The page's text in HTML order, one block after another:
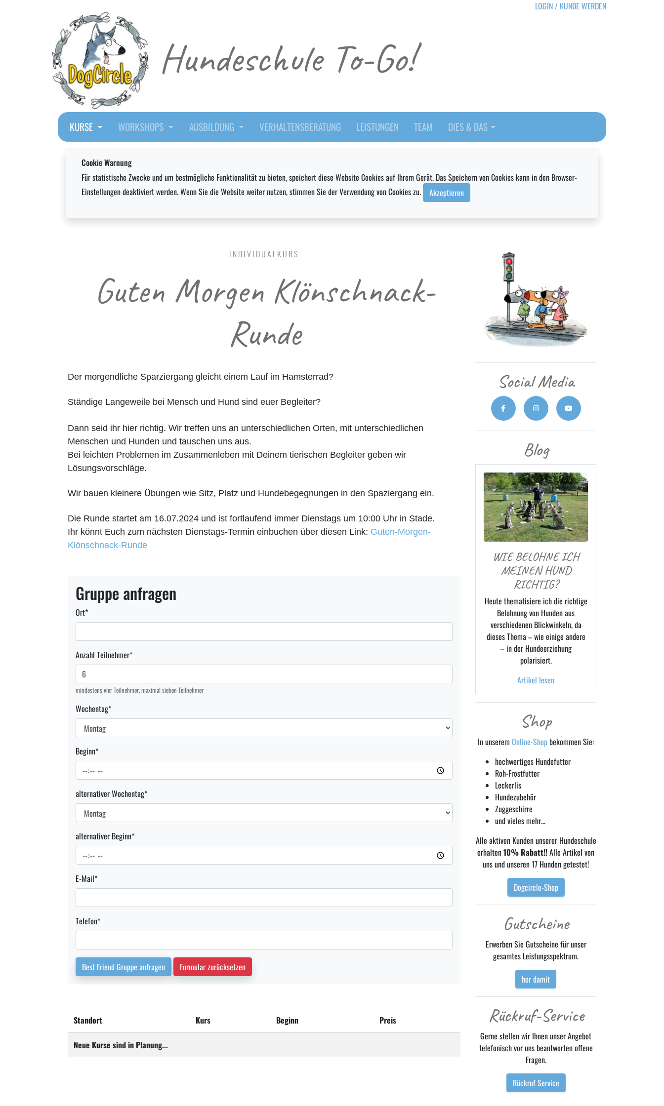
LOGIN / KUNDE WERDEN
Hundeschule To-Go!
KURSE WORKSHOPS AUSBILDUNG VERHALTENSBERATUNG LEISTUNGEN TEAM DIES & DAS
Cookie Warnung
Für statistische Zwecke und um bestmögliche Funktionalität zu bieten, speichert diese Website Cookies auf Ihrem Gerät. Das Speichern von Cookies kann in den Browser-
Einstellungen deaktiviert werden. Wenn Sie die Website weiter nutzen, stimmen Sie der Verwendung von Cookies zu.
Akzeptieren
INDIVIDUALKURS
Guten Morgen Klönschnack-
Runde
Der morgendliche Sparziergang gleicht einem Lauf im Hamsterrad?
Ständige Langeweile bei Mensch und Hund sind euer Begleiter?
Dann seid ihr hier richtig. Wir treffen uns an unterschiedlichen Orten, mit unterschiedlichen
Menschen und Hunden und tauschen uns aus.
Bei leichten Problemen im Zusammenleben mit Deinem tierischen Begleiter geben wir
Lösungsvorschläge.
Wir bauen kleinere Übungen wie Sitz, Platz und Hundebegegnungen in den Spaziergang ein.
Die Runde startet am 16.07.2024 und ist fortlaufend immer Dienstags um 10:00 Uhr in Stade.
Ihr könnt Euch zum nächsten Dienstags-Termin einbuchen über diesen Link: Guten-Morgen-
Klönschnack-Runde
Gruppe anfragen
Ort*
Anzahl Teilnehmer*
mindestens vier Teilnehmer, maximal sieben Teilnehmer
Wochentag*
Beginn*
alternativer Wochentag*
alternativer Beginn*
E-Mail*
Telefon*
Best Friend Gruppe anfragen Formular zurücksetzen
Standort Kurs Beginn Preis
Neue Kurse sind in Planung...
Social Media
Blog
WIE BELOHNE ICH
MEINEN HUND
RICHTIG?
Heute thematisiere ich die richtige
Belohnung von Hunden aus
verschiedenen Blickwinkeln, da
dieses Thema – wie einige andere
– in der Hundeerziehung
polarisiert.
Artikel lesen
Shop
In unserem Online-Shopbekommen Sie:
hochwertiges Hundefutter
Roh-Frostfutter
Leckerlis
Hundezubehör
Zuggeschirre
und vieles mehr...
Alle aktiven Kunden unserer Hundeschule
erhalten10% Rabatt!!Alle Artikel von
uns und unseren 17 Hunden getestet!
Dogcircle-Shop
Gutscheine
Erwerben Sie Gutscheine für unser
gesamtes Leistungsspektrum.
her damit
Rückruf-Service
Gerne stellen wir Ihnen unser Angebot
telefonisch vor uns beantworten offene
Fragen.
Rückruf Service